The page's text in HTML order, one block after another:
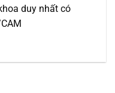
duy nhất có